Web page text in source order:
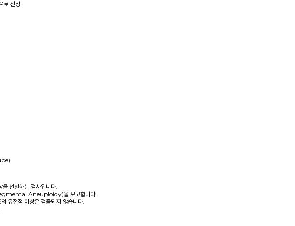
로 선정
선별하는 검사입니다.
Aneuploidy)을 보고합니다.
유전적 이상은 검출되지 않습니다.